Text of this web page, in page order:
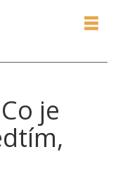
je